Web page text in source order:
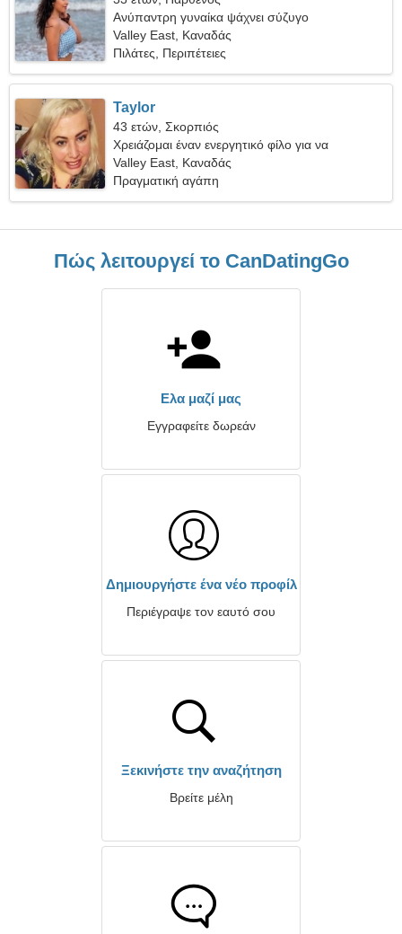
Ανύπαντρη γυναίκα ψάχνει σύζυγο
Valley East, Καναδάς
Πιλάτες, Περιπέτειες
Taylor
43 ετών, Σκορπιός
Χρειάζομαι έναν ενεργητικό φίλο για να
περπατήσουμε μαζί
Valley East, Καναδάς
Πραγματική αγάπη
Πώς λειτουργεί το CanDatingGo
Ελα μαζί μας
Εγγραφείτε δωρεάν
Δημιουργήστε ένα νέο προφίλ
Περιέγραψε τον εαυτό σου
Ξεκινήστε την αναζήτηση
Βρείτε μέλη